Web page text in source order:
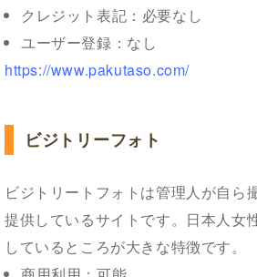
クレジット表記：必要なし
ユーザー登録：なし
https://www.pakutaso.com/
ビジトリーフォト
ビジトリートフォトは管理人が自ら
提供しているサイトです。日本人女
しているところが大きな特徴です。